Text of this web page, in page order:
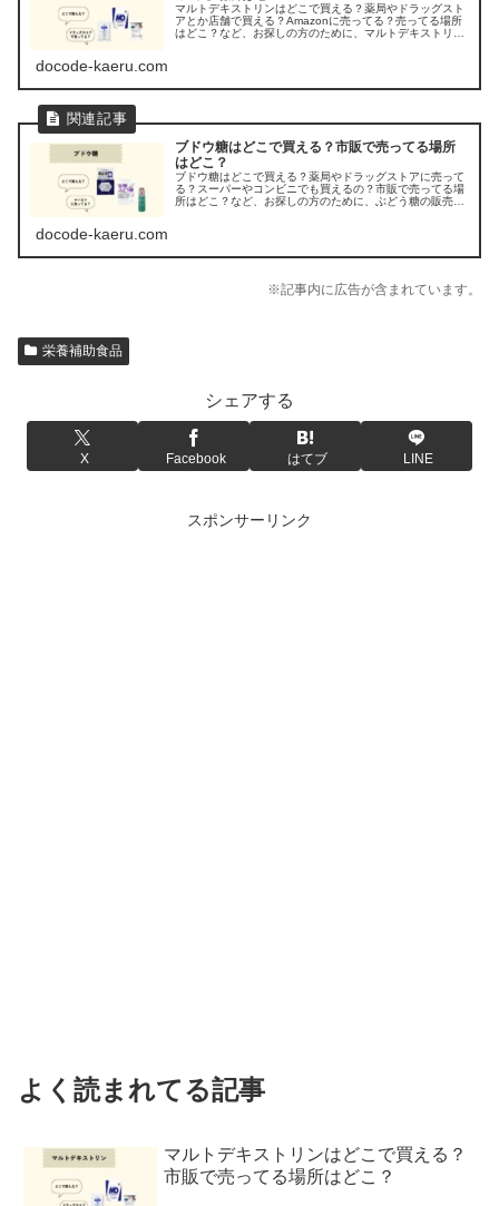
マルトデキストリンはどこで買える？薬局やドラッグスト
アとか店舗で買える？Amazonに売ってる？売ってる場所
はどこ？など、お探しの方のために、マルトデキストリン
docode-kaeru.com
ブドウ糖はどこで買える？市販で売ってる場所
はどこ？
ブドウ糖はどこで買える？薬局やドラッグストアに売って
る？スーパーやコンビニでも買えるの？市販で売ってる場
所はどこ？など、お探しの方のために、ぶどう糖の販売店
docode-kaeru.com
※記事内に広告が含まれています。
栄養補助食品
シェアする
X Facebook はてブ LINE
スポンサーリンク
よく読まれてる記事
マルトデキストリンはどこで買える？
市販で売ってる場所はどこ？